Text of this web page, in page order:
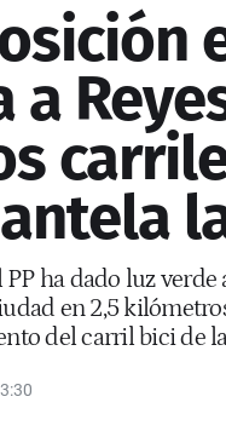
a
ha dado luz
en 2,5
del carril bici de